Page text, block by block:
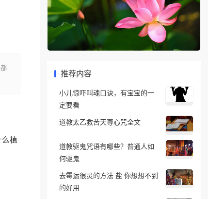
植
推荐内容
小儿惊吓叫魂口诀，有宝宝的一
定要看
道教太乙救苦天尊心咒全文
道教驱鬼咒语有哪些？普通人如
何驱鬼
去霉运很灵的方法 盐 你想想不到
的好用